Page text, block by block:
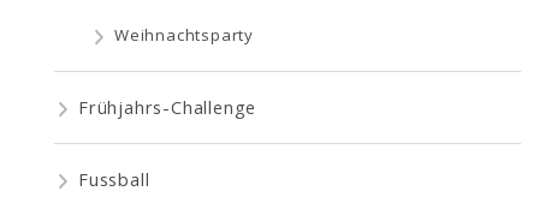
Weihnachtsparty
Frühjahrs-Challenge
Fussball